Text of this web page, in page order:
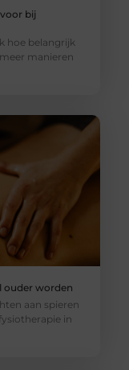
bij
hoe belangrijk
manieren
ouder worden
aan spieren
in